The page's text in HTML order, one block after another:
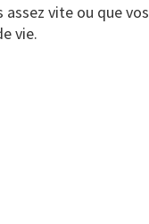
vite ou que vos
vie.